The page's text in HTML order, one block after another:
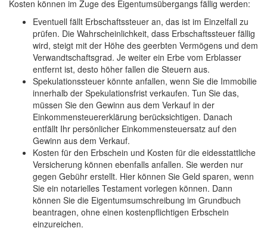
Kosten können im Zuge des Eigentumsübergangs fällig werden:
Eventuell fällt Erbschaftssteuer an, das ist im Einzelfall zu
prüfen. Die Wahrscheinlichkeit, dass Erbschaftssteuer fällig
wird, steigt mit der Höhe des geerbten Vermögens und dem
Verwandtschaftsgrad. Je weiter ein Erbe vom Erblasser
entfernt ist, desto höher fallen die Steuern aus.
Spekulationssteuer könnte anfallen, wenn Sie die Immobilie
innerhalb der Spekulationsfrist verkaufen. Tun Sie das,
müssen Sie den Gewinn aus dem Verkauf in der
Einkommensteuererklärung berücksichtigen. Danach
entfällt Ihr persönlicher Einkommensteuersatz auf den
Gewinn aus dem Verkauf.
Kosten für den Erbschein und Kosten für die eidesstattliche
Versicherung können ebenfalls anfallen. Sie werden nur
gegen Gebühr erstellt. Hier können Sie Geld sparen, wenn
Sie ein notarielles Testament vorlegen können. Dann
können Sie die Eigentumsumschreibung im Grundbuch
beantragen, ohne einen kostenpflichtigen Erbschein
einzureichen.